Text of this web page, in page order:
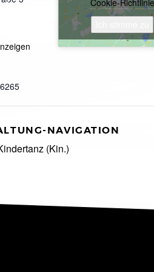
Cookie-Richtlinie
NAVIGATION
(Kin.)